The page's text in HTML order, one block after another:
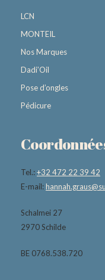
LCN
MONTEIL
Nos Marques
Dadi’Oil
Pose d’ongles
Pédicure
Tel.:+32 472 22 39 42
E-mail:
Schalmei 27
2970 Schilde
BE 0768.538.720